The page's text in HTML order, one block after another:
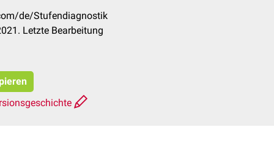
de/Stufendiagnostik
Letzte Bearbeitung